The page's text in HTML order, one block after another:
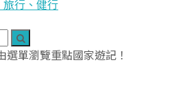
單瀏覽重點國家遊記！